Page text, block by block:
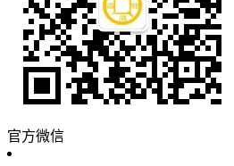
官方微信